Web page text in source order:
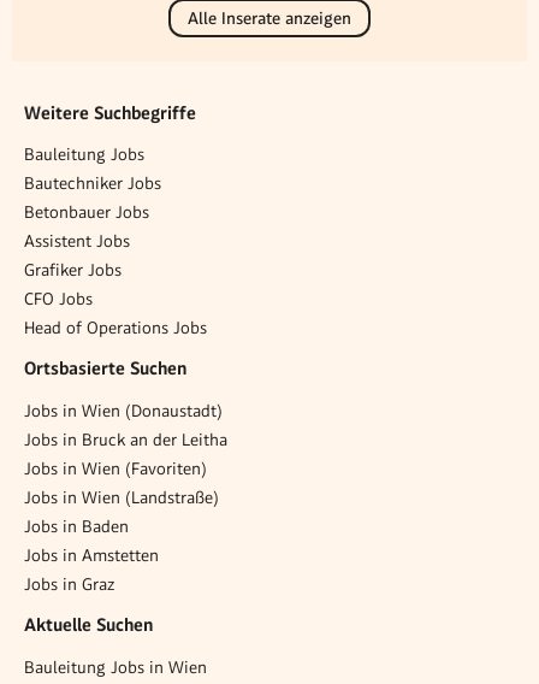
Alle Inserate anzeigen
Weitere Suchbegriffe
Bauleitung Jobs
Bautechniker Jobs
Betonbauer Jobs
Assistent Jobs
Grafiker Jobs
CFO Jobs
Head of Operations Jobs
Ortsbasierte Suchen
Jobs in Wien (Donaustadt)
Jobs in Bruck an der Leitha
Jobs in Wien (Favoriten)
Jobs in Wien (Landstraße)
Jobs in Baden
Jobs in Amstetten
Jobs in Graz
Aktuelle Suchen
Bauleitung Jobs in Wien